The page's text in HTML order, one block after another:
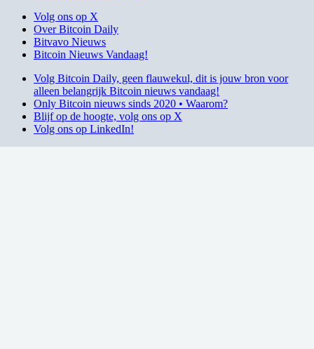
Volg ons op X
Over Bitcoin Daily
Bitvavo Nieuws
Bitcoin Nieuws Vandaag!
Volg Bitcoin Daily, geen flauwekul, dit is jouw bron voor
alleen belangrijk Bitcoin nieuws vandaag!
Only Bitcoin nieuws sinds 2020 • Waarom?
Blijf op de hoogte, volg ons op X
Volg ons op LinkedIn!